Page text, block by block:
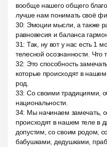
вообще нашего общего
лучше нам понимать своё
30: Эмоции мысли, а также
равновесия и баланса
31: Так, ну вот у нас есть 1
телесной осознанности. Что
32: Это способность
которые происходят в
род.
33: Со своими традициями,
национальности.
34: Мы начинаем замечать,
происходят в нашем теле в
допустим, со своим родом,
бабушками, дедушками,